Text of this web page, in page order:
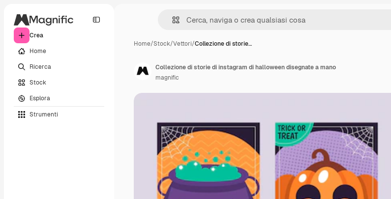
Crea
Home
Ricerca
Stock
Esplora
Strumenti
Home/Stock/Vettori/Collezione di storie…
Collezione di storie di instagram di halloween disegnate a mano
magnific